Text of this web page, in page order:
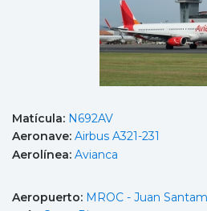
Matícula: N692AV
Aeronave: Airbus A321-231
Aerolínea: Avianca
Aeropuerto: MROC - Juan